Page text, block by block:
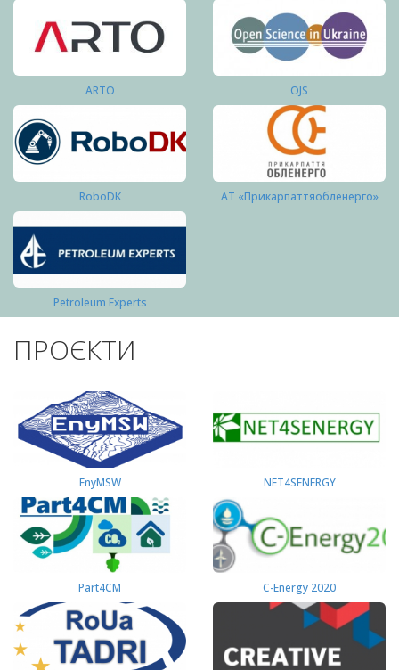
ARTO OJS
RoboDK АТ «Прикарпаттяобленерго»
Petroleum Experts
ПРОЄКТИ
EnyMSW NET4SENERGY
Part4СМ C-Energy 2020